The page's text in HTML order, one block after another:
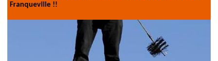
Franqueville !!